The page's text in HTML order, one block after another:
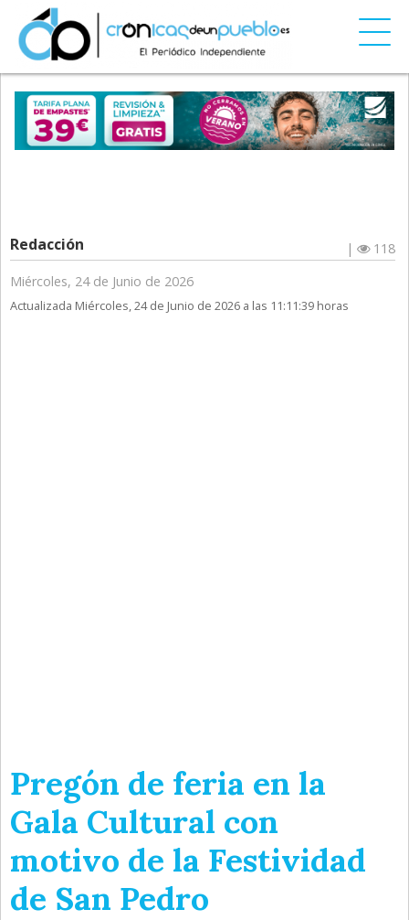
Redacción |
118
Miércoles, 24 de Junio de 2026
Actualizada Miércoles, 24 de Junio de 2026 a las 11:11:39 horas
Pregón de feria en la
Gala Cultural con
motivo de la Festividad
de San Pedro